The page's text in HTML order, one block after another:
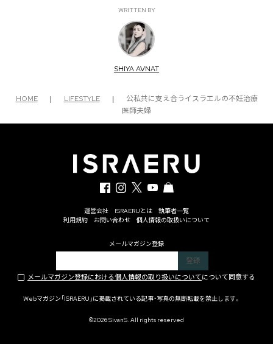
WRITTEN BY
SHIYA AVNAT
HOME | LIFESTYLE |
公私共に支え合うイスラエルの不妊治療
医師夫婦
運営会社 ISRAERUとは
執筆者一覧
利用規約
お問い合わせ 個人情報の取扱いについて
メールマガジン登録
メールマガジン登録における個人情報の取り扱いについてについて同意する
Webマガジン「ISRAERU」に掲載されている記事・写真の無断転載を禁止します。
©2026 SivanS. All rights reserved